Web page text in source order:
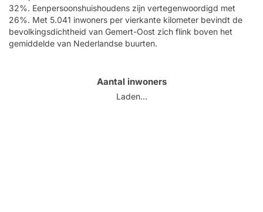
32%. Eenpersoonshuishoudens zijn vertegenwoordigd met
26%. Met 5.041 inwoners per vierkante kilometer bevindt de
bevolkingsdichtheid van Gemert-Oost zich flink boven het
gemiddelde van Nederlandse buurten.
Aantal inwoners
Laden...